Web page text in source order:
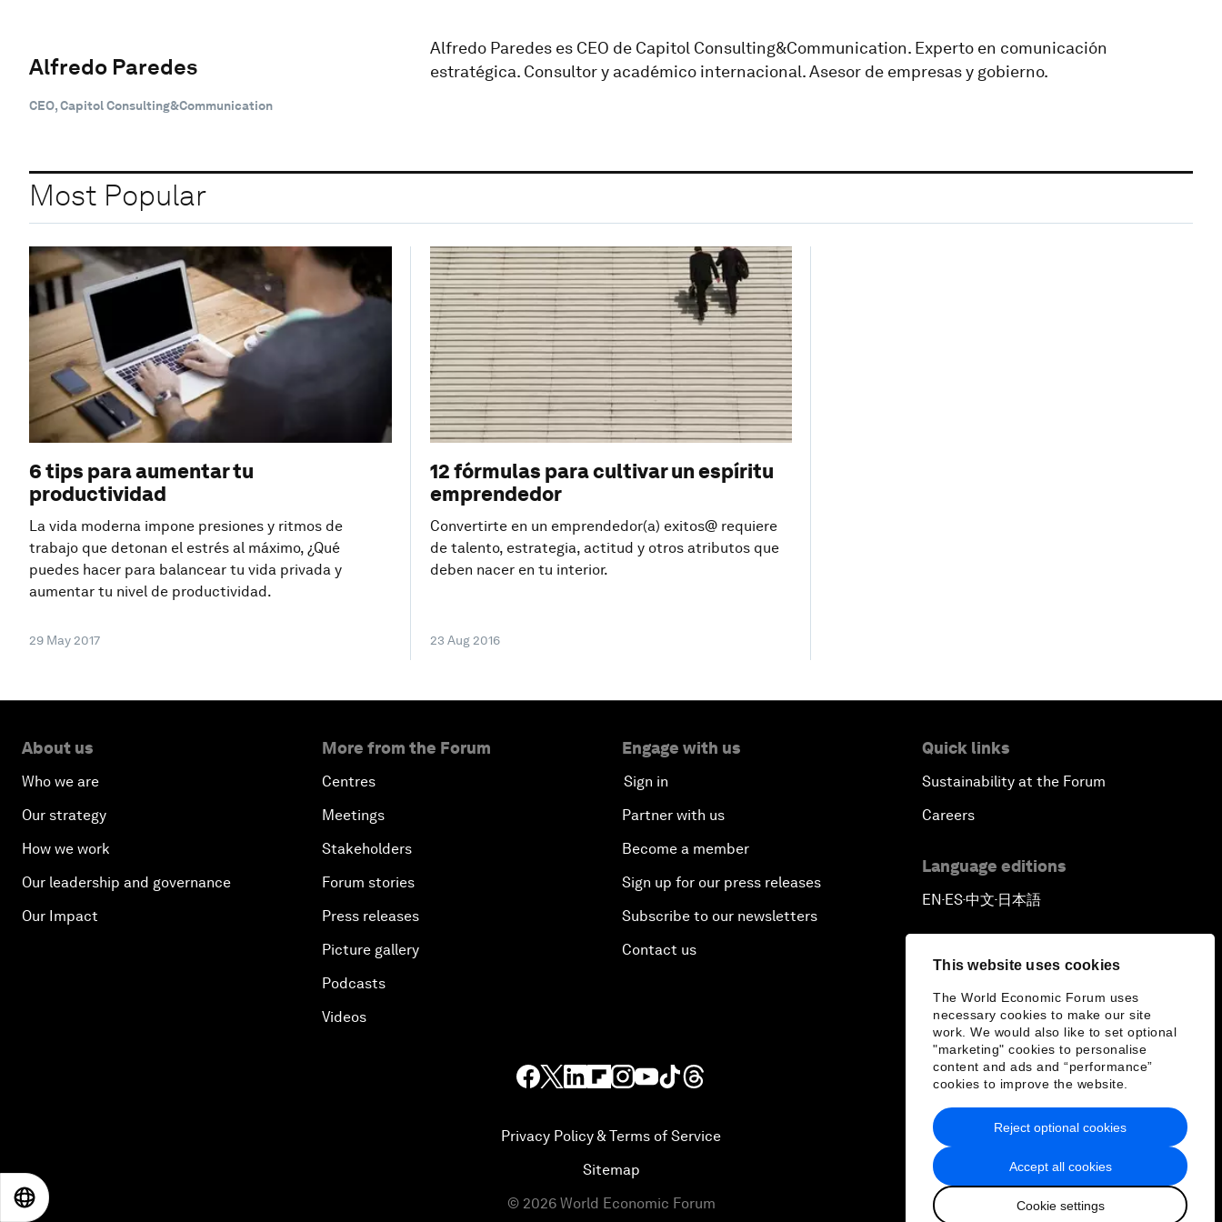
This website uses cookies
The World Economic Forum uses
necessary cookies to make our site
work. We would also like to set optional
"marketing" cookies to personalise
content and ads and “performance”
cookies to improve the website.
Accept all cookies
Cookie settings
Reject optional cookies
Alfredo Paredes
CEO, Capitol Consulting&Communication
Alfredo Paredes es CEO de Capitol Consulting&Communication. Experto en comunicación
estratégica. Consultor y académico internacional. Asesor de empresas y gobierno.
Most Popular
6 tips para aumentar tu
productividad
La vida moderna impone presiones y ritmos de
trabajo que detonan el estrés al máximo, ¿Qué
puedes hacer para balancear tu vida privada y
aumentar tu nivel de productividad.
29 May 2017
12 fórmulas para cultivar un espíritu
emprendedor
Convertirte en un emprendedor(a) exitos@ requiere
de talento, estrategia, actitud y otros atributos que
deben nacer en tu interior.
23 Aug 2016
About us
Who we are
Our strategy
How we work
Our leadership and governance
Our Impact
More from the Forum
Centres
Meetings
Stakeholders
Forum stories
Press releases
Picture gallery
Podcasts
Videos
Engage with us
Sign in
Partner with us
Become a member
Sign up for our press releases
Subscribe to our newsletters
Contact us
Quick links
Sustainability at the Forum
Careers
Language editions
EN▪ES▪中文▪ 日本語
Privacy Policy & Terms of Service
Sitemap
© 2026 World Economic Forum